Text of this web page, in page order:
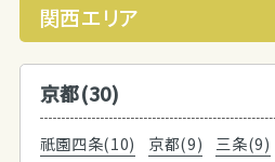
関西エリア
京都(30)
祇園四条(10) 京都(9) 三条(9)